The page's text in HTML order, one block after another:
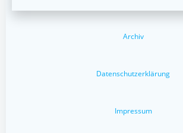
Archiv
Datenschutzerklärung
Impressum